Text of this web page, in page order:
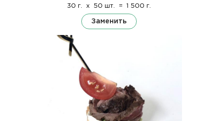
30 г. x 50 шт. = 1 500 г.
Заменить